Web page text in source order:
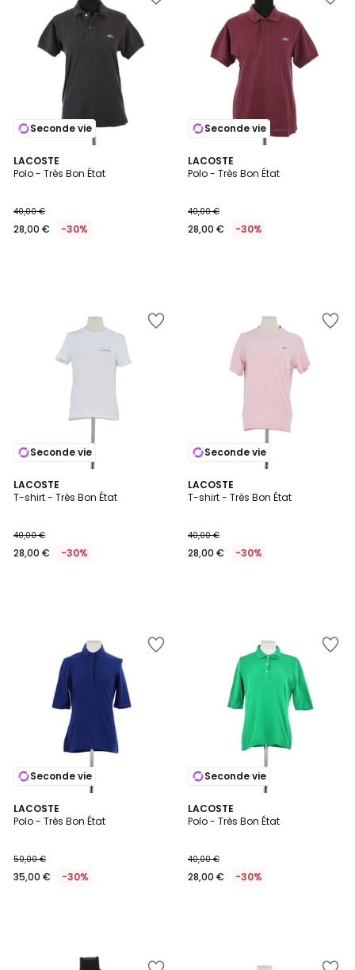
Seconde vie
LACOSTE
Polo - Très Bon État
40,00 €
28,00 € -30%
Seconde vie
LACOSTE
Polo - Très Bon État
40,00 €
28,00 € -30%
Seconde vie
LACOSTE
T-shirt - Très Bon État
40,00 €
28,00 € -30%
Seconde vie
LACOSTE
T-shirt - Très Bon État
40,00 €
28,00 € -30%
Seconde vie
LACOSTE
Polo - Très Bon État
50,00 €
35,00 € -30%
Seconde vie
LACOSTE
Polo - Très Bon État
40,00 €
28,00 € -30%